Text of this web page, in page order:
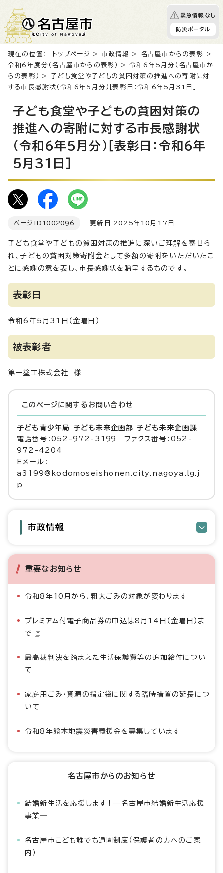
緊急情報なし
防災ポータル
現在の位置： トップページ >市政情報 > 名古屋市からの表彰
>
令和6年度分（名古屋市からの表彰）
>令和6年5月分（名古屋市か
らの表彰）
> 子ども食堂や子どもの貧困対策の推進への寄附に対
する市長感謝状（令和6年5月分）［表彰日：令和6年5月31日］
子ども食堂や子どもの貧困対策の
推進への寄附に対する市長感謝状
（令和6年5月分）［表彰日：令和6年
5月31日］
ページID 1002096 更新日 2025年10月17日
子ども食堂や子どもの貧困対策の推進に深いご理解を寄せら
れ、子どもの貧困対策寄附金として多額の寄附をいただいたこ
とに感謝の意を表し、市長感謝状を贈呈するものです。
表彰日
令和6年5月31日（金曜日）
被表彰者
第一塗工株式会社 様
このページに関する お問い合わせ
子ども青少年局 子ども未来企画部 子ども未来企画課
電話番号：052-972-3199 ファクス番号：052-
972-4204
Eメール：
a3199@kodomoseishonen.city.nagoya.lg.j
p
市政情報
重要なお知らせ
令和8年10月から、粗大ごみの対象が変わります
プレミアム付電子商品券の申込は8月14日（金曜日）ま
で
最高裁判決を踏まえた生活保護費等の追加給付につい
て
家庭用ごみ・資源の指定袋に関する臨時措置の延長につ
いて
令和8年熊本地震災害義援金を募集しています
名古屋市からのお知らせ
結婚新生活を応援します！―名古屋市結婚新生活応援
事業―
名古屋市こども誰でも通園制度（保護者の方へのご案
内）